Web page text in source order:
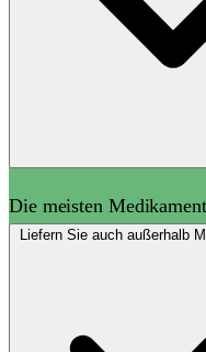
Die meisten
Warenlagers sofort
Sollte ein Artikel
ihn in der Regel noch
Liefern Sie auch außerhalb